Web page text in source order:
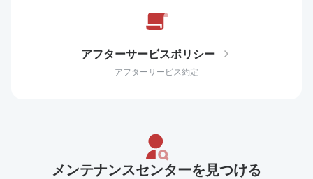
アフターサービスポリシー
アフターサービス約定
メンテナンスセンターを見つける